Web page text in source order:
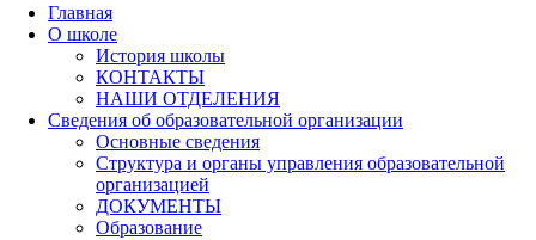
Главная
О школе
История школы
КОНТАКТЫ
НАШИ ОТДЕЛЕНИЯ
Сведения об образовательной организации
Основные сведения
Структура и органы управления образовательной
организацией
ДОКУМЕНТЫ
Образование